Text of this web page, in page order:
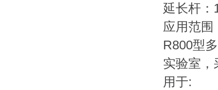
延长杆：
应用范围
R800型
实验室，
用于: